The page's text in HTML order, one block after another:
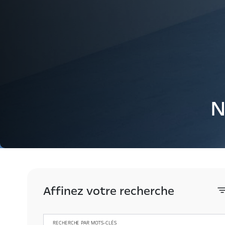
Affinez votre recherche
RECHERCHE PAR MOTS-CLÉS